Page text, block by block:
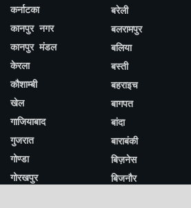
कर्नाटका
कानपुर नगर
कानपुर मंडल
केरला
कौशाम्बी
खेल
गाजियाबाद
गुजरात
गोण्डा
गोरखपुर
बरेली
बलरामपुर
बलिया
बस्ती
बहराइच
बागपत
बांदा
बाराबंकी
बिज़नेस
बिजनौर